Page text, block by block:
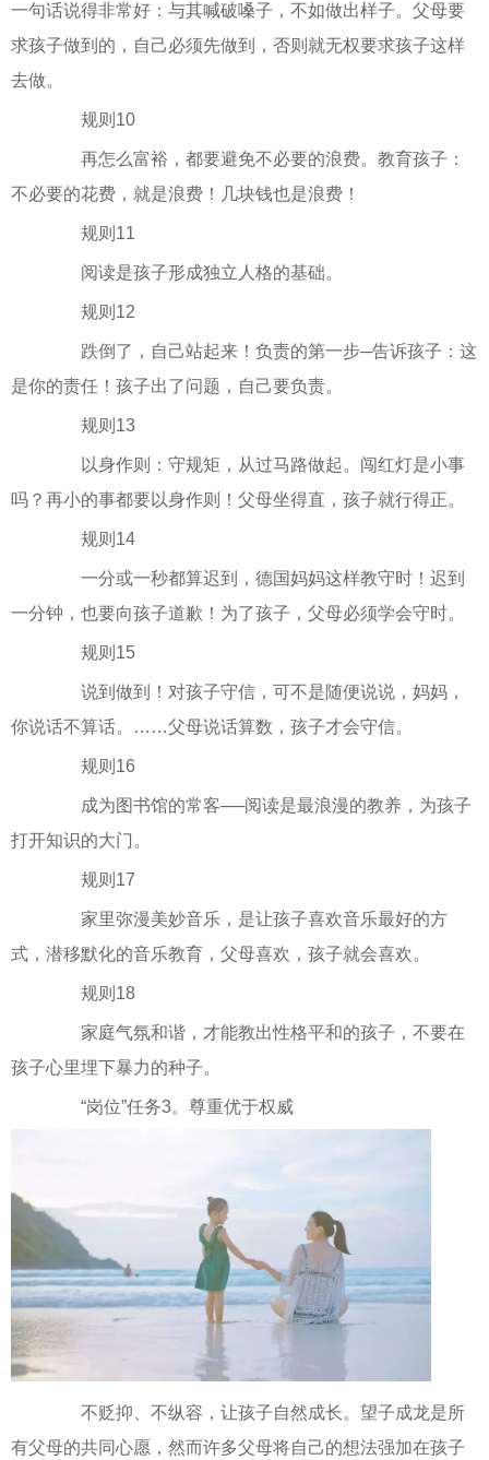
一句话说得非常好：与其喊破嗓子，不如做出样子。父母要
求孩子做到的，自己必须先做到，否则就无权要求孩子这样
去做。
规则10
再怎么富裕，都要避免不必要的浪费。教育孩子：
不必要的花费，就是浪费！几块钱也是浪费！
规则11
阅读是孩子形成独立人格的基础。
规则12
跌倒了，自己站起来！负责的第一步─告诉孩子：这
是你的责任！孩子出了问题，自己要负责。
规则13
以身作则：守规矩，从过马路做起。闯红灯是小事
吗？再小的事都要以身作则！父母坐得直，孩子就行得正。
规则14
一分或一秒都算迟到，德国妈妈这样教守时！迟到
一分钟，也要向孩子道歉！为了孩子，父母必须学会守时。
规则15
说到做到！对孩子守信，可不是随便说说，妈妈，
你说话不算话。……父母说话算数，孩子才会守信。
规则16
成为图书馆的常客──阅读是最浪漫的教养，为孩子
打开知识的大门。
规则17
家里弥漫美妙音乐，是让孩子喜欢音乐最好的方
式，潜移默化的音乐教育，父母喜欢，孩子就会喜欢。
规则18
家庭气氛和谐，才能教出性格平和的孩子，不要在
孩子心里埋下暴力的种子。
“岗位”任务3。尊重优于权威
不贬抑、不纵容，让孩子自然成长。望子成龙是所
有父母的共同心愿，然而许多父母将自己的想法强加在孩子